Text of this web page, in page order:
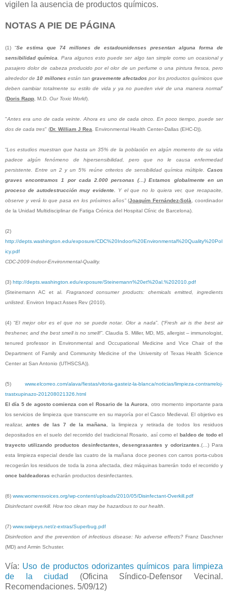
vigilen la ausencia de productos químicos.
NOTAS A PIE DE PÁGINA
(1) “Se estima que 74 millones de estadounidenses presentan alguna forma de
sensibilidad química . Para algunos esto puede ser algo tan simple como un ocasional y
pasajero dolor de cabeza producido por el olor de un perfume o una pintura fresca, pero
alrededor de 10 millones están tangravemente afectados por los productos químicos que
deben cambiar totalmente su estilo de vida y ya no pueden vivir de una manera normal”
(Doris Rapp , M.D. Our Toxic World).
"Antes era uno de cada veinte. Ahora es uno de cada cinco. En poco tiempo, puede ser
dos de cada tres" (Dr. William J Rea . Environmental Health Center-Dallas (EHC-D)).
“Los estudios muestran que hasta un 35% de la población en algún momento de su vida
padece algún fenómeno de hipersensibilidad, pero que no le causa enfermedad
persistente. Entre un 2 y un 5% reúne criterios de sensibilidad química múltiple. Casos
graves encontramos 1 por cada 2.000 personas (…) Estamos globalmente en un
proceso de autodestrucción muy evidente.
Y el que no lo quiera ver, que recapacite,
observe y verá lo que pasa en los próximos años” (Joaquím Fernández-Solà
, coordinador
de la Unidad Multidisciplinar de Fatiga Crónica del Hospital Clínic de Barcelona).
(2)
http://depts.washington.edu/exposure/CDC%20Indoor%20Environmental%20Quality%20Pol
icy.pdf
CDC-2009-Indoor-Environmental-Quality.
(3) http://depts.washington.edu/exposure/Steinemann%20et%20al.%202010.pdf
(Steinemann AC et al. Fragranced consumer products: chemicals emitted, ingredients
unlisted . Environ Impact Asses Rev (2010).
(4) “El mejor olor es el que no se puede notar. Olor a nada”. (“Fresh air is the best air
freshener, and the best smell is no smell!”. Claudia S. Miller, MD, MS, allergist – immunologist,
tenured professor in Environmental and Occupational Medicine and Vice Chair of the
Department of Family and Community Medicine of the University of Texas Health Science
Center at San Antonio (UTHSCSA)).
(5) www.elcorreo.com/alava/fiestas/vitoria-gasteiz-la-blanca/noticias/limpieza-contrarreloj-
trastxupinazo-201208021326.html
El día 5 de agosto comienza con el Rosario de la Aurora
, otro momento importante para
los servicios de limpieza que transcurre en su mayoría por el Casco Medieval. El objetivo es
realizar,antes de las 7 de la mañana
, la limpieza y retirada de todos los residuos
depositados en el suelo del recorrido del tradicional Rosario, así como el baldeo de todo el
trayecto utilizando productos desinfectantes, desengrasantes y odorizantes .(…) Para
esta limpieza especial desde las cuatro de la mañana doce peones con carros porta-cubos
recogerán los residuos de toda la zona afectada, diez máquinas barrerán todo el recorrido y
once baldeadoras echarán productos desinfectantes.
(6) www.womensvoices.org/wp-content/uploads/2010/05/Disinfectant-Overkill.pdf
Disinfectant overkill. How too clean may be hazardous to our health
(7) www.swipeys.net/z-extras/Superbug.pdf
Disinfection and the prevention of infectious disease: No adverse effects? Franz Daschner
(MD) and Armin Schuster.
Vía: Uso de productos odorizantes químicos para limpieza
de la ciudad
(Oficina Síndico-Defensor Vecinal.
Recomendaciones. 5/09/12)